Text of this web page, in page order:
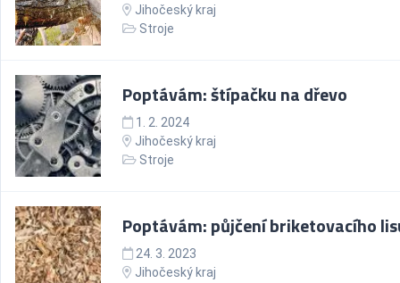
Jihočeský kraj
Stroje
Poptávám: štípačku na dřevo
1. 2. 2024
Jihočeský kraj
Stroje
Poptávám: půjčení briketovacího
24. 3. 2023
Jihočeský kraj